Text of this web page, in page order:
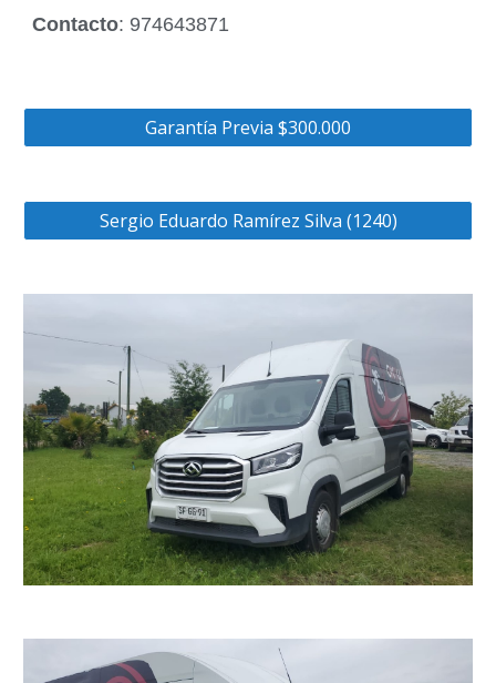
Contacto: 974643871
Garantía Previa $300.000
Sergio Eduardo Ramírez Silva (1240)